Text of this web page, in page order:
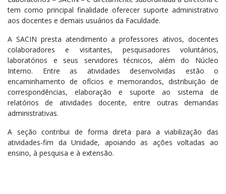
tem como principal finalidade oferecer suporte administrativo
aos docentes e demais usuários da Faculdade.
A SACIN presta atendimento a professores ativos, docentes
colaboradores e visitantes, pesquisadores voluntários,
laboratórios e seus servidores técnicos, além do Núcleo
Interno. Entre as atividades desenvolvidas estão o
encaminhamento de ofícios e memorandos, distribuição de
correspondências, elaboração e suporte ao sistema de
relatórios de atividades docente, entre outras demandas
administrativas.
A seção contribui de forma direta para a viabilização das
atividades-fim da Unidade, apoiando as ações voltadas ao
ensino, à pesquisa e à extensão.